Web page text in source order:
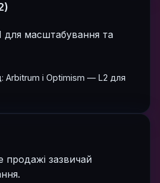
для масштабування та
Arbitrum і Optimism — L2 для
продажі зазвичай